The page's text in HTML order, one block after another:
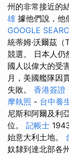
州的非常接近的
雄 據他們說，他
GOOGLE
統蒂姆·沃爾茲（
競選。 日本人仍
國人以偉大的受
月，美國艦隊因
失敗。 香港簽證
摩執照 - 台中養
尼斯和阿爾及利
位。 記帳士
始意大利土地。
奴隸到達北部各